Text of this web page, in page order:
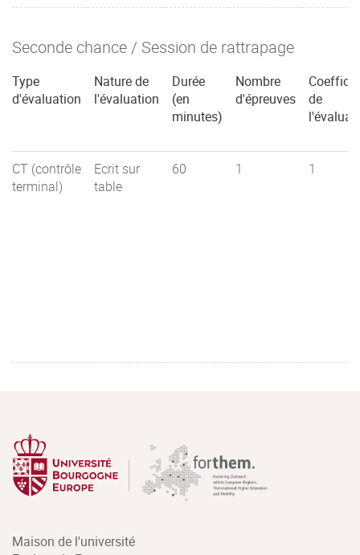
Seconde chance / Session de rattrapage
Type
d'évaluation
Nature de
l'évaluation
Durée
(en
minutes)
Nombre
d'épreuves
de
CT (contrôle
terminal)
Ecrit sur
table
60 1 1
Maison de l'université